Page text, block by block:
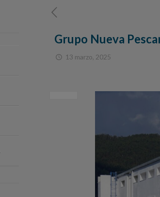
Grupo Nueva
13 marzo, 2025